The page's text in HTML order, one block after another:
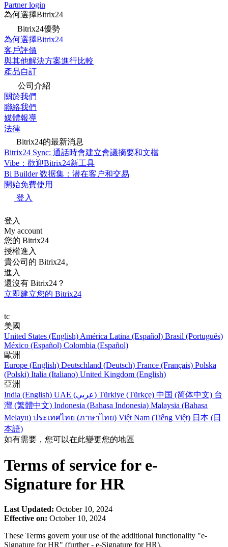
Partner login
為何選擇Bitrix24
Bitrix24優勢
為何選擇Bitrix24
客戶評價
與其他解決方案進行比較
產品自訂
公司介紹
關於我們
聯絡我們
媒體報導
法律
Bitrix24的最新消息
Bitrix24 Sync: 通話時會建立會議摘要和文檔
Vibe：歡迎Bitrix24新工具
Bi Builder 数据集：潜在客户和交易
開始免費使用
登入
登入
My account
您的 Bitrix24
授權進入
貴公司的 Bitrix24。
進入
還沒有 Bitrix24？
立即建立您的 Bitrix24
tc
美國
United States (English) América Latina (Español) Brasil (Português)
México (Español) Colombia (Español)
歐洲
Europe (English) Deutschland (Deutsch) France (Français) Polska
(Polski) Italia (Italiano) United Kingdom (English)
亞洲
India (English)
UAE (عربي) Türkiye (Türkçe) 中国 (简体中文) 台
灣 (繁體中文) Indonesia (Bahasa Indonesia) Malaysia (Bahasa
Melayu) ประเทศไทย (ภาษาไทย) Việt Nam (Tiếng Việt) 日本 (日
本語)
如有需要，您可以在此變更您的地區
Terms of service for e-
Signature for HR
Last Updated: October 10, 2024
Effective on: October 10, 2024
These Terms govern your use of the additional functionality "e-
Signature for HR" (further - e-Signature for HR).